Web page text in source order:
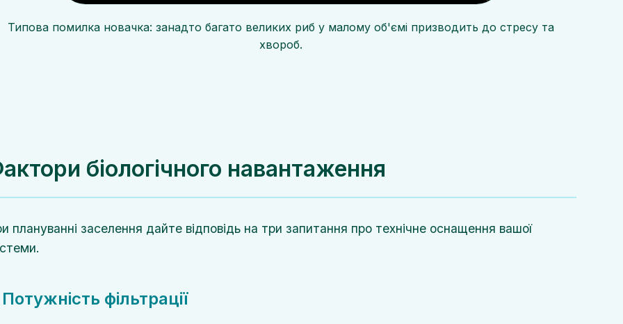
Типова помилка новачка: занадто багато великих риб у малому об'ємі призводить до стресу та
хвороб.
біологічного навантаження
плануванні заселення дайте відповідь на три запитання про технічне оснащення вашої
Потужність фільтрації